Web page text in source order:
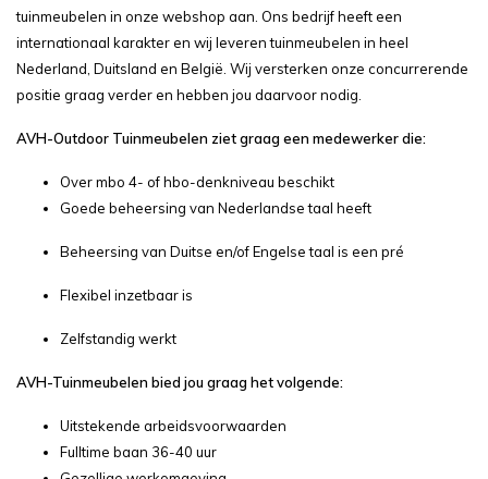
tuinmeubelen in onze webshop aan. Ons bedrijf heeft een
internationaal karakter en wij leveren tuinmeubelen in heel
Nederland, Duitsland en België. Wij versterken onze concurrerende
positie graag verder en hebben jou daarvoor nodig.
AVH-Outdoor Tuinmeubelen ziet graag een medewerker die:
Over mbo 4- of hbo-denkniveau beschikt
Goede beheersing van Nederlandse taal heeft
Beheersing van Duitse en/of Engelse taal is een pré
Flexibel inzetbaar is
Zelfstandig werkt
AVH-Tuinmeubelen bied jou graag het volgende:
Uitstekende arbeidsvoorwaarden
Fulltime baan 36-40 uur